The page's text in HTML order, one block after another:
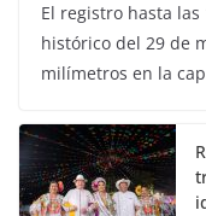
El registro hasta
histórico del 29 de
milímetros en la